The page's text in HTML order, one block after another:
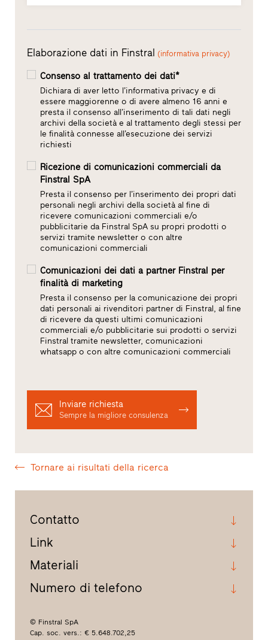
Elaborazione dati in Finstral (informativa privacy)
Consenso al trattamento dei dati*
Dichiara di aver letto l’informativa privacy e di
essere maggiorenne o di avere almeno 16 anni e
presta il consenso all’inserimento di tali dati negli
archivi della società e al trattamento degli stessi per
le finalità connesse all’esecuzione dei servizi
richiesti
Ricezione di comunicazioni commerciali da
Finstral SpA
Presta il consenso per l’inserimento dei propri dati
personali negli archivi della società al fine di
ricevere comunicazioni commerciali e/o
pubblicitarie da Finstral SpA su propri prodotti o
servizi tramite newsletter o con altre
comunicazioni commerciali
Comunicazioni dei dati a partner Finstral per
finalità di marketing
Presta il consenso per la comunicazione dei propri
dati personali ai rivenditori partner di Finstral, al fine
di ricevere da questi ultimi comunicazioni
commerciali e/o pubblicitarie sui prodotti o servizi
Finstral tramite newsletter, comunicazioni
whatsapp o con altre comunicazioni commerciali
Inviare richiesta
Sempre la migliore consulenza
Tornare ai risultati della ricerca
Contatto
Link
Materiali
Numero di telefono
© Finstral SpA
Cap. soc. vers.: € 5.648.702,25